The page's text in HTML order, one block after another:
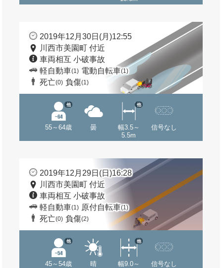
2019年12月30日(月)12:55
川西市美園町 付近
車両相互 小破事故
軽自動車(1) 電動自転車(1)
死亡(0) 負傷(1)
55～64歳
他
曇
幅3.5～
5.5m
他
信号なし
2019年12月29日(日)16:28
川西市美園町 付近
車両相互 小破事故
軽自動車(1) 原付自転車(1)
死亡(0) 負傷(2)
45～54歳
他
晴
幅9.0～
他
信号なし